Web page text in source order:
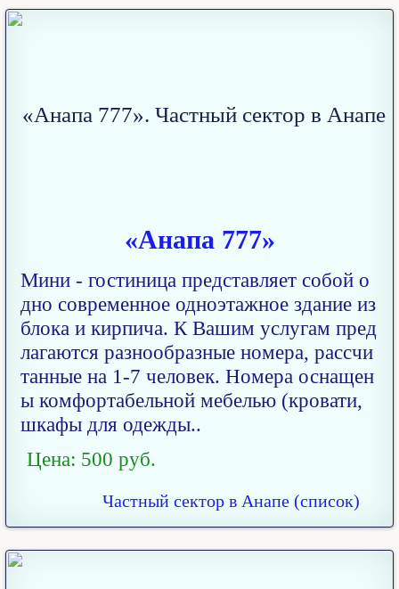
«Анапа 777»
Мини - гостиница представляет собой о
дно современное одноэтажное здание из
блока и кирпича. К Вашим услугам пред
лагаются разнообразные номера, рассчи
танные на 1-7 человек. Номера оснащен
ы комфортабельной мебелью (кровати,
шкафы для одежды..
Цена: 500 руб.
Частный сектор в Анапе (список)